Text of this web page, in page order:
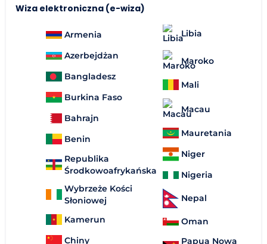
Wiza elektroniczna (e-wiza)
Armenia
Azerbejdżan
Bangladesz
Burkina Faso
Bahrajn
Benin
Republika
Środkowoafrykańska
Wybrzeże Kości
Słoniowej
Kamerun
Chiny
Libia
Maroko
Mali
Macau
Mauretania
Niger
Nigeria
Nepal
Oman
Papua Nowa